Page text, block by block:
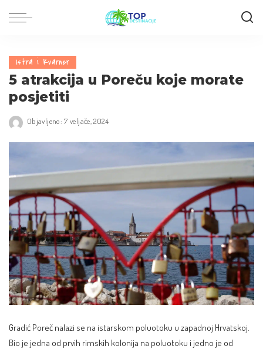
Istra i Kvarner
5 atrakcija u Poreču koje morate
posjetiti
Objavljeno: 7 veljače, 2024
Gradić Poreč nalazi se na istarskom poluotoku u zapadnoj Hrvatskoj.
Bio je jedna od prvih rimskih kolonija na poluotoku i jedno je od